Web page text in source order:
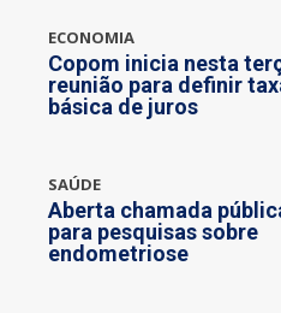
ECONOMIA
Copom inicia nesta
reunião para definir
básica de juros
SAÚDE
Aberta chamada
para pesquisas sobre
endometriose